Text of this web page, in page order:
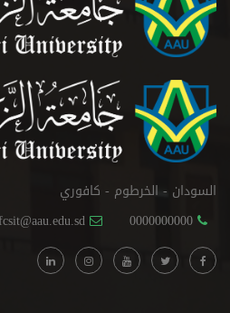
السودان - الخرطوم - كافوري
0000000000
fcsit@aau.edu.sd